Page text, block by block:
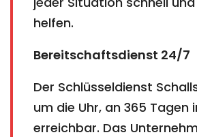
helfen.
Bereitschaftsdienst 24/7
Der Schlüsseldienst
um die Uhr, an 365 Tagen
erreichbar. Das